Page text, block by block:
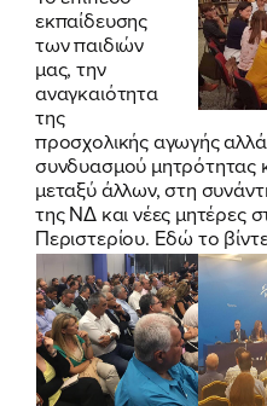
εκπαίδευσης
των παιδιών
μας, την
αναγκαιότητα
της
προσχολικής αγωγής αλλά
συνδυασμού μητρότητας
μεταξύ άλλων, στη
της ΝΔ και νέες μητέρες
Περιστερίου. Εδώ το